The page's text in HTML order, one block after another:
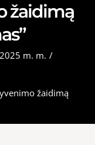
žaidimą
m. m. /
žaidimą